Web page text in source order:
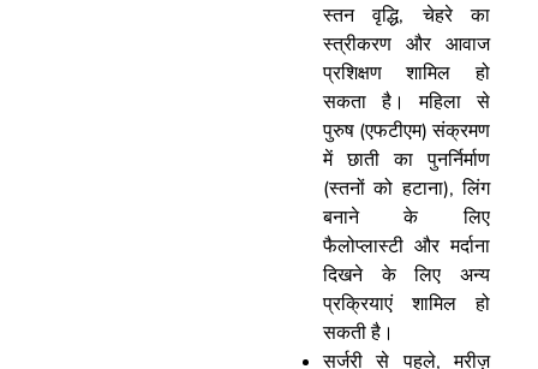
स्तन वृद्धि, चेहरे का
स्त्रीकरण और आवाज
प्रशिक्षण शामिल हो
सकता है। महिला से
पुरुष (एफटीएम) संक्रमण
में छाती का पुनर्निर्माण
(स्तनों को हटाना), लिंग
बनाने के लिए
फैलोप्लास्टी और मर्दाना
दिखने के लिए अन्य
प्रक्रियाएं शामिल हो
सकती है।
सर्जरी से पहले, मरीज़